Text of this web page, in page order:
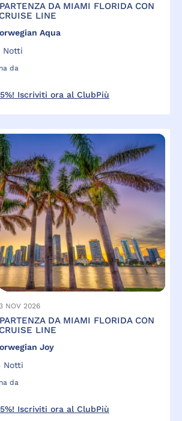
DA MIAMI FLORIDA CON
LINE
Aqua
Notti
da
Iscriviti ora al ClubPiù
NOV 2026
DA MIAMI FLORIDA CON
LINE
Joy
Notti
da
Iscriviti ora al ClubPiù